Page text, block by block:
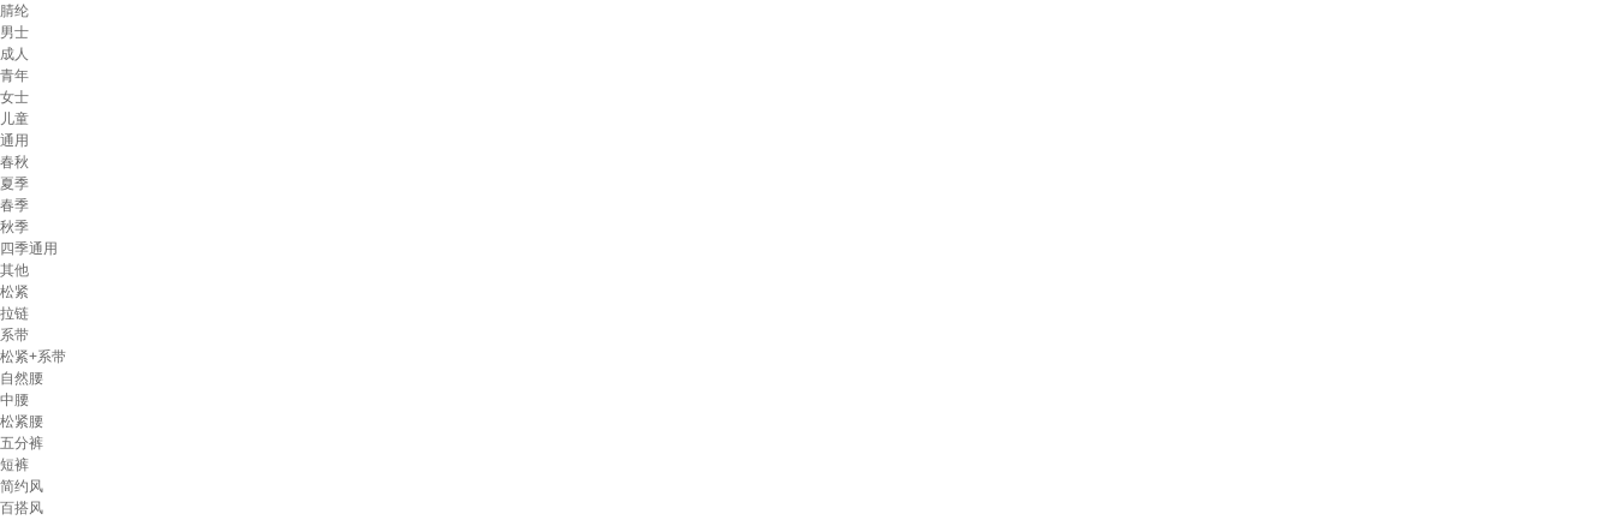
腈纶
男士
成人
青年
女士
儿童
通用
春秋
夏季
春季
秋季
四季通用
其他
松紧
拉链
系带
松紧+系带
自然腰
中腰
松紧腰
五分裤
短裤
简约风
百搭风